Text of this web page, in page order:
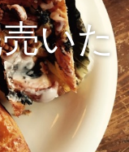
n
v
i
いた